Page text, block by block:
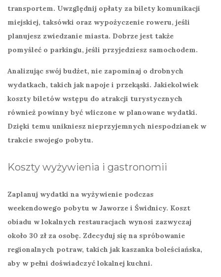
transportem. Uwzględnij opłaty za bilety komunikacji
miejskiej, taksówki oraz wypożyczenie roweru, jeśli
planujesz zwiedzanie miasta. Dobrze jest także
pomyśleć o parkingu, jeśli przyjedziesz samochodem.
Analizując swój budżet, nie zapominaj o drobnych
wydatkach, takich jak napoje i przekąski. Jakiekolwiek
koszty biletów wstępu do atrakcji turystycznych
również powinny być wliczone w planowane wydatki.
Dzięki temu unikniesz nieprzyjemnych niespodzianek w
trakcie swojego pobytu.
Koszty wyżywienia i gastronomii
Zaplanuj wydatki na wyżywienie podczas
weekendowego pobytu w Jaworze i Świdnicy. Koszt
obiadu w lokalnych restauracjach wynosi zazwyczaj
około 30 zł za osobę. Zdecyduj się na spróbowanie
regionalnych potraw, takich jak kaszanka boleściańska,
aby w pełni doświadczyć lokalnej kuchni.